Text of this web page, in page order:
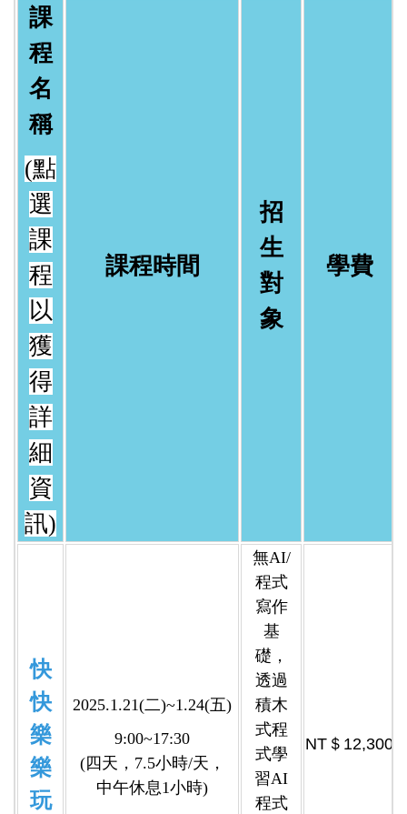
課
程
名
稱
(點
選
課
程
以
獲
得
詳
細
資
訊)
課程時間
招
生
對
象
學費
快
快
樂
樂
玩
2025.1.21(二)~1.24(五)
9:00~17:30
(四天，7.5小時/天，
中午休息1小時)
無AI/
程式
寫作
基
礎，
透過
積木
式程
式學
習AI
程式
NT＄ 12,300